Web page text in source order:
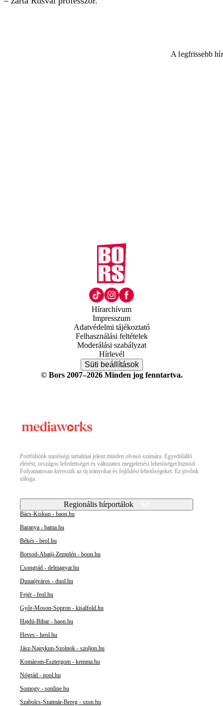
A legfrissebb
Hírarchívum
Impresszum
Adatvédelmi tájékoztató
Felhasználási feltételek
Moderálási szabályzat
Hírlevél
Süti beállítások
© Bors 2007–2026 Minden jog fenntartva.
Portfóliónk minőségi tartalmat jelent minden olvasó számára. Egyedülálló
elérést, országos lefedettséget és változatos megjelenési lehetőséget biztosít.
Folyamatosan keressük az új irányokat és fejlődési lehetőségeket. Ez jövőnk
záloga.
Regionális hírportálok
Bács-Kiskun - baon.hu
Baranya - bama.hu
Békés - beol.hu
Borsod-Abaúj-Zemplén - boon.hu
Csongrád - delmagyar.hu
Dunaújváros - duol.hu
Fejér - feol.hu
Győr-Moson-Sopron - kisalfold.hu
Hajdú-Bihar - haon.hu
Heves - heol.hu
Jász-Nagykun-Szolnok - szoljon.hu
Komárom-Esztergom - kemma.hu
Nógrád - nool.hu
Somogy - sonline.hu
Szabolcs-Szatmár-Bereg - szon.hu